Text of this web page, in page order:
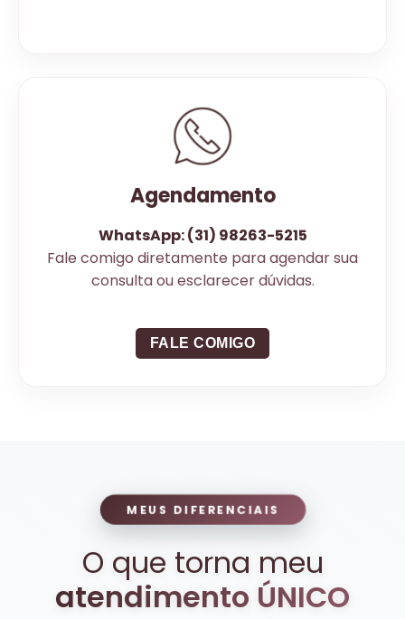
Agendamento
WhatsApp: (31) 98263-5215
Fale comigo diretamente para agendar sua
consulta ou esclarecer dúvidas.
FALE COMIGO
MEUS DIFERENCIAIS
O que torna meu
atendimento ÚNICO